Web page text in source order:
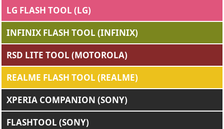
LG FLASH TOOL (LG)
INFINIX FLASH TOOL (INFINIX)
RSD LITE TOOL (MOTOROLA)
REALME FLASH TOOL (REALME)
XPERIA COMPANION (SONY)
FLASHTOOL (SONY)